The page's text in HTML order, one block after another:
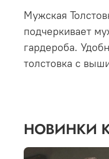
Мужская
подчеркивает
гардероба.
толстовка с
НОВИНКИ